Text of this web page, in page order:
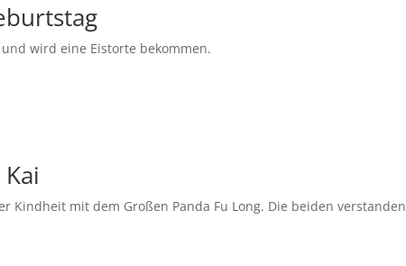
wird eine Eistorte bekommen.
Kindheit mit dem Großen Panda Fu Long. Die beiden verstanden